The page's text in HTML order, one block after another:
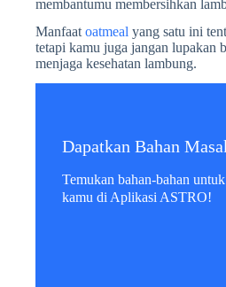
membantumu membersihkan
Manfaat oatmeal yang satu ini
tetapi kamu juga jangan lupakan
menjaga kesehatan lambung.
Dapatkan Bahan
Temukan bahan-bahan
kamu di Aplikasi ASTRO!